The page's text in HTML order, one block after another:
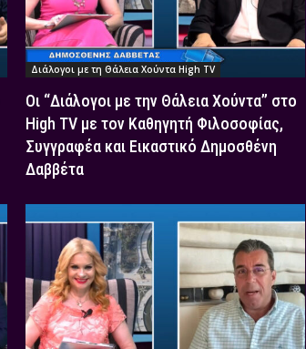
Διάλογοι με τη Θάλεια Χούντα High TV
Οι “Διάλογοι με την Θάλεια Χούντα” στο
High TV με τον Καθηγητή Φιλοσοφίας,
Συγγραφέα και Εικαστικό Δημοσθένη
Δαββέτα